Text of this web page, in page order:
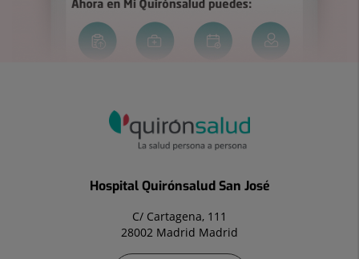
Hospital Quirónsalud San José
C/ Cartagena, 111
28002 Madrid Madrid